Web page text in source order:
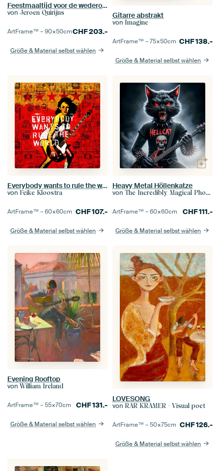
Feestmaaltijd voor de wederopstanding
von Jeroen Quirijns
ArtFrame™ –90×50cmCHF203.-
Größe & Material selbst wählen
Gitarre abstrakt
von Imagine
ArtFrame™ –75×50cm CHF138.-
Größe & Material selbst wählen
Everybody wants to rule the world
von Feike Kloostra
ArtFrame™ –60×60cm CHF107.-
Größe & Material selbst wählen
Heavy Metal Höllenkatze
von The Incredibly Magical Photo Studio
ArtFrame™ –60×60cm CHF111.-
Größe & Material selbst wählen
Evening Rooftop
von William Ireland
ArtFrame™ –55×70cm CHF131.-
Größe & Material selbst wählen
LOVESONG
von RAR KRAMER - Visual poet
ArtFrame™ –50×75cm CHF126.-
Größe & Material selbst wählen